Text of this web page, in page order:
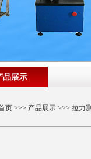
品展示
页>>> 产品展示>>> 拉力